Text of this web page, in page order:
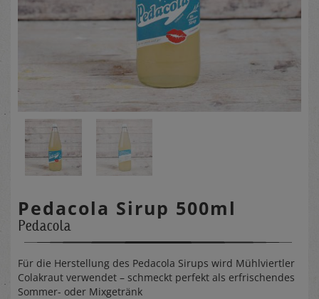
Pedacola Sirup 500ml
Pedacola
Für die Herstellung des Pedacola Sirups wird Mühlviertler
Colakraut verwendet – schmeckt perfekt als erfrischendes
Sommer- oder Mixgetränk